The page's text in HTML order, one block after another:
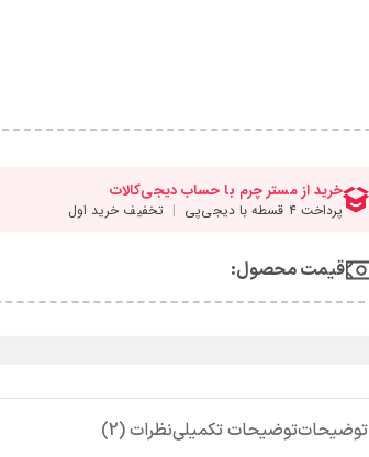
قیمت محصول:​
توضیحاتتوضیحات تکمیلینظرات (2)